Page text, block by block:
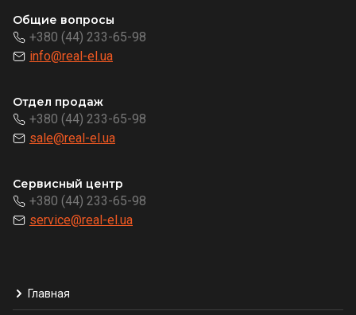
Общие вопросы
+380 (44) 233-65-98
info@real-el.ua
Отдел продаж
+380 (44) 233-65-98
sale@real-el.ua
Сервисный центр
+380 (44) 233-65-98
service@real-el.ua
Главная